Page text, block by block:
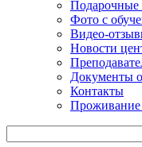
Подарочные
Фото с
Видео-
Новости
Документы
Контакты
Проживание